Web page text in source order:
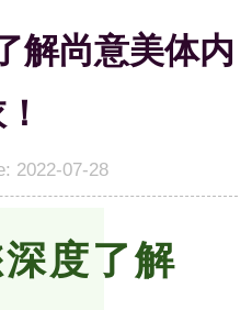
解尚意美体内
2022-07-28
度了解